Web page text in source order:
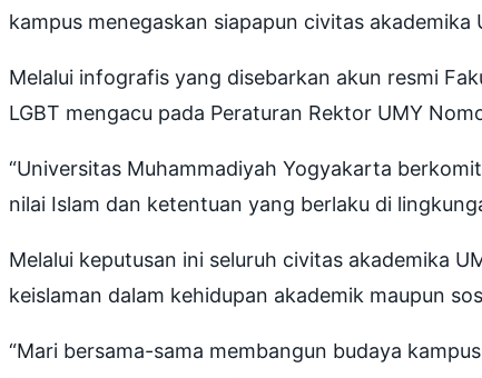
kampus menegaskan siapapun civitas
Melalui infografis yang disebarkan akun resmi
LGBT mengacu pada Peraturan Rektor UMY
“Universitas Muhammadiyah Yogyakarta
nilai Islam dan ketentuan yang berlaku di
Melalui keputusan ini seluruh civitas akademika
keislaman dalam kehidupan akademik maupun
“Mari bersama-sama membangun budaya